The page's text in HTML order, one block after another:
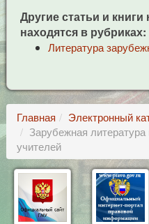
Другие статьи и книги
находятся в рубриках:
Литература
Главная
Электронный
Зарубежная
учителей